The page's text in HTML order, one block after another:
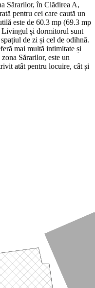
Sărarilor, în Clădirea A,
pentru cei care caută un
este de 60.3 mp (69.3 mp
Livingul și dormitorul sunt
de zi și cel de odihnă.
mai multă intimitate și
Sărarilor, este un
atât pentru locuire, cât și